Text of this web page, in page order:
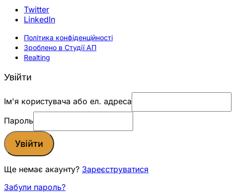
Twitter
LinkedIn
Політика конфіденційності
Зроблено в Студії АП
Realting
Увійти
Ім'я користувача або ел. адреса
Пароль
Увійти
Ще немає акаунту? Зареєструватися
Забули пароль?